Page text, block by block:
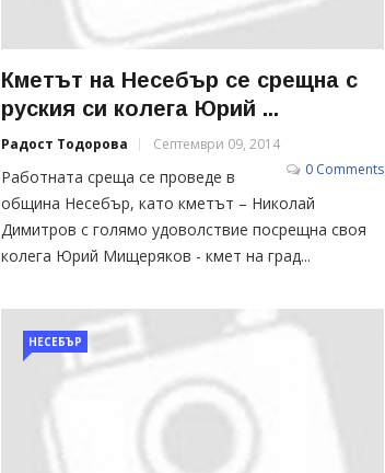
Кметът на Несебър се срещна с
руския си колега Юрий ...
Радост Тодорова
Септември 09, 2014
0 Comments
Работната среща се проведе в
община Несебър, като кметът – Николай
Димитров с голямо удоволствие посрещна своя
колега Юрий Мищеряков - кмет на град...
НЕСЕБЪР